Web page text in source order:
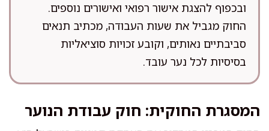
ובכפוף להצגת אישור רפואי ואישורים נוספים.
החוק מגביל את שעות העבודה, מכתיב תנאים
סביבתיים נאותים, וקובע זכויות סוציאליות
בסיסיות לכל נער עובד.
המסגרת החוקית: חוק עבודת הנוער